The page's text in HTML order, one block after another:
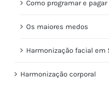
Como programar e pagar
Os maiores medos
Harmonização facial em
Harmonização corporal